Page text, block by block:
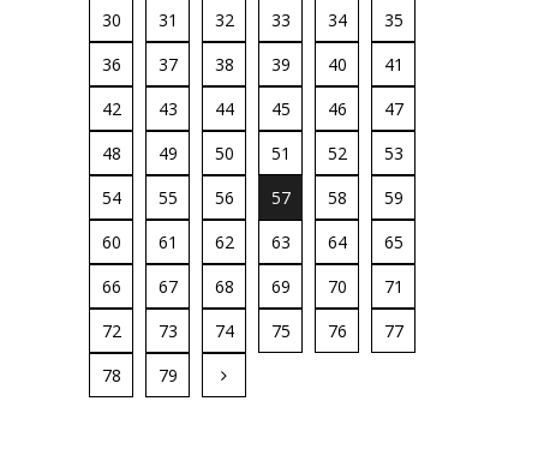
30
31 32 33 34
35
36
37 38 39 40
41
42
43 44 45 46
47
48
49 50 51 52
53
54
55 56 57 58
59
60
61 62 63 64
65
66
67 68 69 70
71
72
73 74 75 76
77
78
79